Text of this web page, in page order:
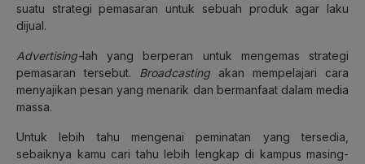
suatu strategi pemasaran untuk sebuah produk agar laku
dijual.
Advertising-lah yang berperan untuk mengemas strategi
pemasaran tersebut. Broadcasting akan mempelajari cara
menyajikan pesan yang menarik dan bermanfaat dalam media
massa.
Untuk lebih tahu mengenai peminatan yang tersedia,
sebaiknya kamu cari tahu lebih lengkap di kampus masing-